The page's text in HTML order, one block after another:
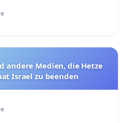
andere Medien, die Hetze
Israel zu beenden